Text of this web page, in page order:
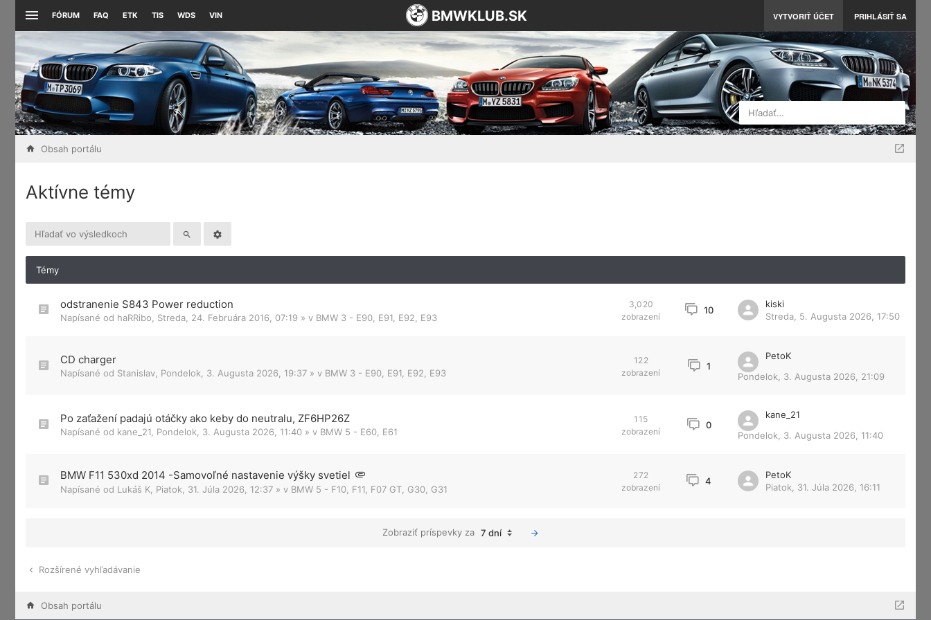
FÓRUM FAQ ETK TIS WDS VIN VYTVORIŤ ÚČET PRIHLÁSIŤ SA
BMWKLUB.SK
Hľadať…
Obsah portálu
Aktívne témy
Témy
odstranenie S843 Power reduction
Napísané od haRRibo Streda, 24. Februára 2016, 07:19 » v BMW 3 - E90, E91, E92, E93
3,020
zobrazení
10
kiski
Streda, 5. Augusta 2026, 17:50
CD charger
Napísané od Stanislav Pondelok, 3. Augusta 2026, 19:37 » v BMW 3 - E90, E91, E92, E93
122
zobrazení
1
PetoK
Pondelok, 3. Augusta 2026, 21:09
Po zaťažení padajú otáčky ako keby do neutralu, ZF6HP26Z
Napísané od kane_21 Pondelok, 3. Augusta 2026, 11:40 » v BMW 5 - E60, E61
115
zobrazení
0
kane_21
Pondelok, 3. Augusta 2026, 11:40
BMW F11 530xd 2014 -Samovoľné nastavenie výšky svetiel
Napísané od Lukáš K Piatok, 31. Júla 2026, 12:37 » v BMW 5 - F10, F11, F07 GT, G30, G31
272
zobrazení
4
PetoK
Piatok, 31. Júla 2026, 16:11
Zobraziť príspevky za 7 dní
Rozšírené vyhľadávanie
Obsah portálu